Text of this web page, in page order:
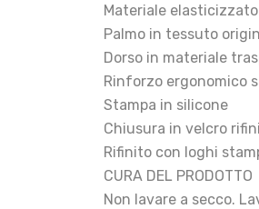
Materiale
Palmo in tessuto
Dorso in materiale
Rinforzo ergonomico
Stampa in silicone
Chiusura in velcro
Rifinito con loghi
CURA DEL PRODOTTO
Non lavare a secco.